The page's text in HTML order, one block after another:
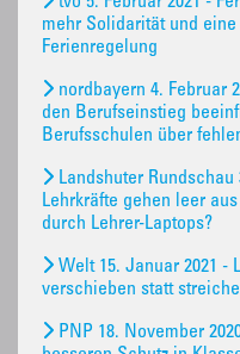
mehr Solidarität und
Ferienregelung
nordbayern 4. Februar
den Berufseinstieg
Berufsschulen über
Landshuter Rundschau
Lehrkräfte gehen leer
durch Lehrer-Laptops?
Welt 15. Januar 2021 -
verschieben statt
PNP 18. November